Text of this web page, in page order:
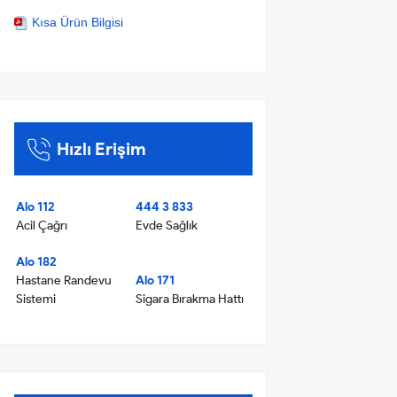
Kısa Ürün Bilgisi
Hızlı Erişim
Alo 112
Acil Çağrı
444 3 833
Evde Sağlık
Alo 182
Hastane Randevu
Sistemi
Alo 171
Sigara Bırakma Hattı